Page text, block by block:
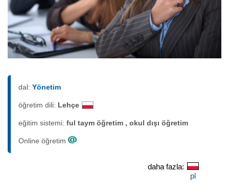
dal: Yönetim
öğretim dili: Lehçe
eğitim sistemi: ful taym öğretim , okul dışı öğretim
Online öğretim
daha fazla:
pl